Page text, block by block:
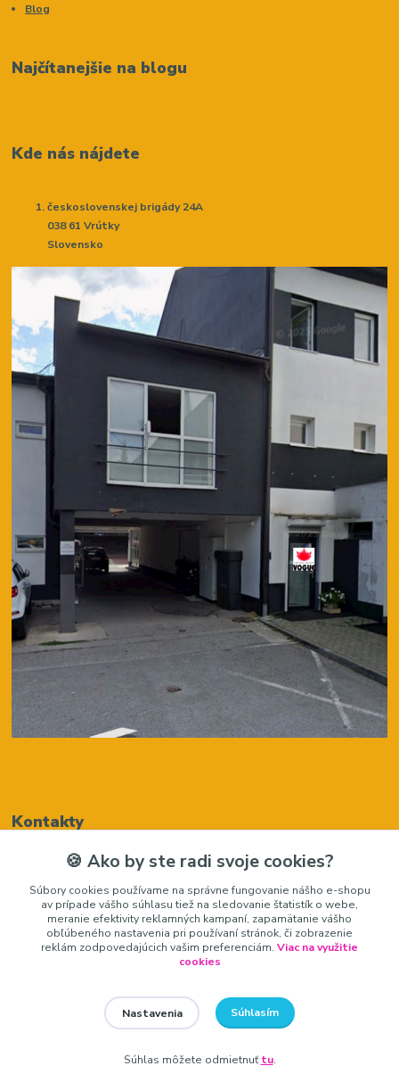
Blog
Najčítanejšie na blogu
Kde nás nájdete
československej brigády 24A
038 61 Vrútky
Slovensko
Kontakty
+421948050205
(Po-Pia, 8-16 hod.)
zariadeniedosalonu@gmail.com
🍪 Ako by ste radi svoje cookies?
Súbory cookies používame na správne fungovanie nášho e-shopu
av prípade vášho súhlasu tiež na sledovanie štatistík o webe,
meranie efektivity reklamných kampaní, zapamätanie vášho
obľúbeného nastavenia pri používaní stránok, či zobrazenie
reklám zodpovedajúcich vašim preferenciám. Viac na využitie
cookies
Nastavenia Súhlasím
Súhlas môžete odmietnuťtu.